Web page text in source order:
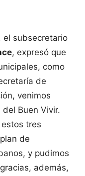
el subsecretario
, expresó que
como
de
venimos
Buen Vivir.
tres
de
y pudimos
además,